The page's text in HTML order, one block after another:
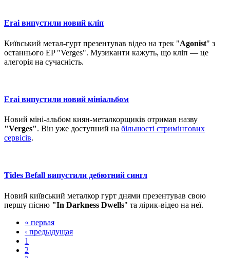
Erai випустили новий кліп
Київський метал-гурт презентував відео на трек "Agonist" з
останнього EP "Verges". Музиканти кажуть, що кліп — це
алегорія на сучасність.
Erai випустили новий мініальбом
Новий міні-альбом киян-металкорщиків отримав назву
"Verges". Він уже доступний на більшості стримінгових
сервісів.
Tides Befall випустили дебютний сингл
Новий київський металкор гурт днями презентував свою
першу пісню "In Darkness Dwells" та лірик-відео на неї.
« первая
‹ предыдущая
1
2